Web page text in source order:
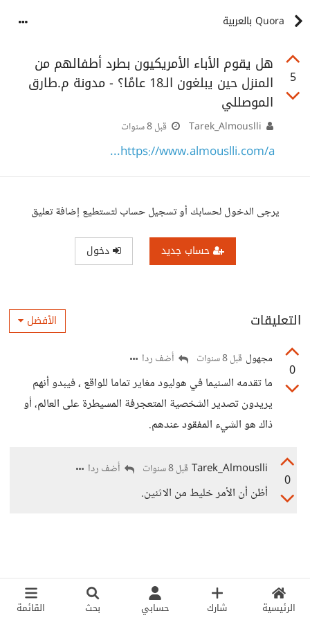
الرئيسية شارك حسابي بحث القائمة
Quora بالعربية
5
هل يقوم الأباء الأمريكيون بطرد أطفالهم من
المنزل حين يبلغون الـ18 عامًا؟ - مدونة م.طارق
الموصللي
قبل 8 سنوات
https://www.almouslli.com/a...
يرجى الدخول لحسابك أو تسجيل حساب لتستطيع إضافة تعليق
حساب جديد دخول
التعليقات الأفضل
0
مجهول قبل 8 سنوات أضف ردا
ما تقدمه السنيما في هوليود مغاير تماما للواقع ، فيبدو أنهم
يريدون تصدير الشخصية المتعجرفة المسيطرة على العالم، أو
ذاك هو الشيء المفقود عندهم.
0
Tarek_Almouslli قبل 8 سنوات أضف ردا
أظن أن الأمر خليط من الاثنين.